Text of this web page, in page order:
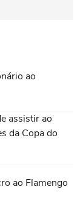
ao
assistir ao
da Copa do
ao Flamengo